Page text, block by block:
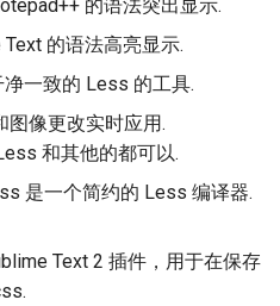
的语法突出显示.
Text 的语法高亮显示.
一致的 Less 的工具.
图像更改实时应用.
和其他的都可以.
是一个简约的 Less 编译器.
Text 2 插件，用于在保存